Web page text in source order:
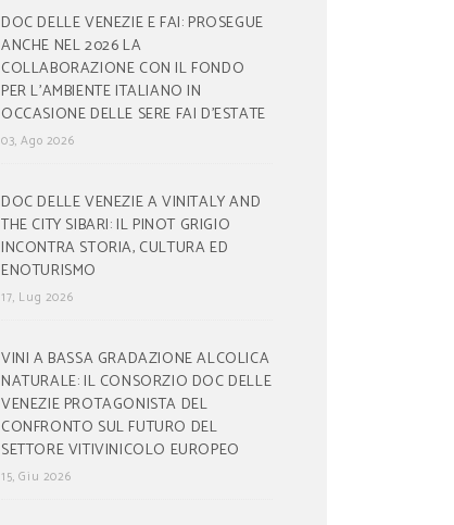
DOC DELLE VENEZIE E FAI: PROSEGUE
ANCHE NEL 2026 LA
COLLABORAZIONE CON IL FONDO
PER L’AMBIENTE ITALIANO IN
OCCASIONE DELLE SERE FAI D’ESTATE
03, Ago 2026
DOC DELLE VENEZIE A VINITALY AND
THE CITY SIBARI: IL PINOT GRIGIO
INCONTRA STORIA, CULTURA ED
ENOTURISMO
17, Lug 2026
VINI A BASSA GRADAZIONE ALCOLICA
NATURALE: IL CONSORZIO DOC DELLE
VENEZIE PROTAGONISTA DEL
CONFRONTO SUL FUTURO DEL
SETTORE VITIVINICOLO EUROPEO
15, Giu 2026